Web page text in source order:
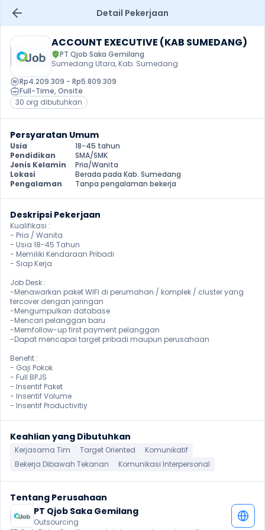
Detail Pekerjaan
ACCOUNT EXECUTIVE (KAB SUMEDANG)
PT Qjob Saka Gemilang
Sumedang Utara, Kab. Sumedang
Rp4.209.309 - Rp5.809.309
Full-Time, Onsite
30 org dibutuhkan
Persyaratan Umum
Usia
18-45 tahun
Pendidikan
SMA/SMK
Jenis Kelamin
Pria/Wanita
Lokasi
Berada pada Kab. Sumedang
Pengalaman
Tanpa pengalaman bekerja
Deskripsi Pekerjaan
Kualifikasi :
- Pria / Wanita
- Usia 18-45 Tahun
- Memiliki Kendaraan Pribadi
- Siap Kerja
Job Desk :
-Menawarkan paket WIFI di perumahan / komplek / cluster yang
tercover dengan jaringan
-Mengumpulkan database
-Mencari pelanggan baru
-Memfollow-up first payment pelanggan
-Dapat mencapai target pribadi maupun perusahaan
Benefit :
- Gaji Pokok
- Full BPJS
- Insentif Paket
- Insentif Volume
- Insentif Productivitiy
Keahlian yang Dibutuhkan
Kerjasama Tim Target Oriented
Komunikatif
Bekerja Dibawah Tekanan
Komunikasi Interpersonal
Tentang Perusahaan
PT Qjob Saka Gemilang
Outsourcing